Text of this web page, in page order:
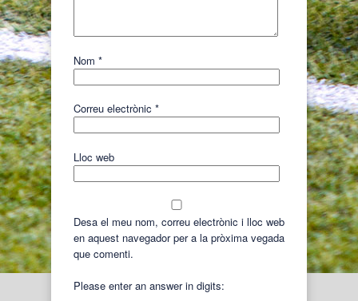
Nom *
Correu electrònic *
Lloc web
Desa el meu nom, correu electrònic i lloc web
en aquest navegador per a la pròxima vegada
que comenti.
Please enter an answer in digits: